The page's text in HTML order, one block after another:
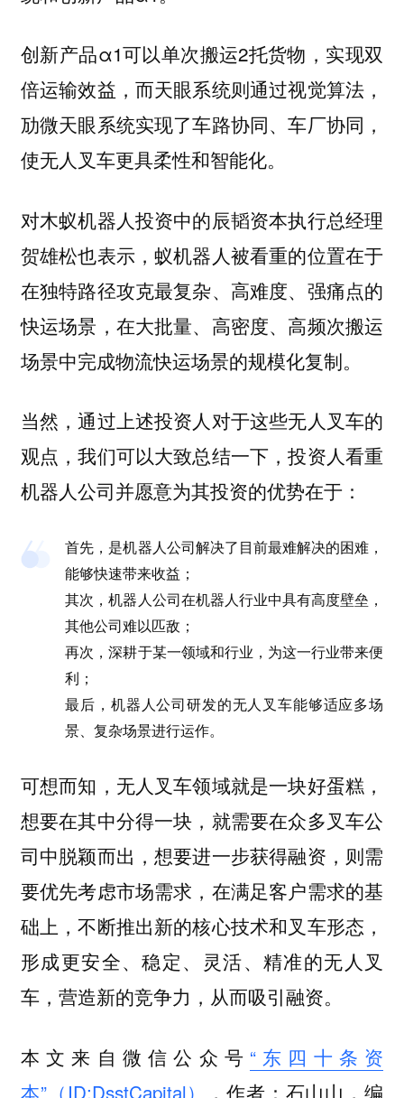
创新产品α1可以单次搬运2托货物，实现双
倍运输效益，而天眼系统则通过视觉算法，
劢微天眼系统实现了车路协同、车厂协同，
使无人叉车更具柔性和智能化。
对木蚁机器人投资中的辰韬资本执行总经理
贺雄松也表示，蚁机器人被看重的位置在于
在独特路径攻克最复杂、高难度、强痛点的
快运场景，在大批量、高密度、高频次搬运
场景中完成物流快运场景的规模化复制。
当然，通过上述投资人对于这些无人叉车的
观点，我们可以大致总结一下，投资人看重
机器人公司并愿意为其投资的优势在于：
首先，是机器人公司解决了目前最难解决的困难，
能够快速带来收益；
其次，机器人公司在机器人行业中具有高度壁垒，
其他公司难以匹敌；
再次，深耕于某一领域和行业，为这一行业带来便
利；
最后，机器人公司研发的无人叉车能够适应多场
景、复杂场景进行运作。
可想而知，无人叉车领域就是一块好蛋糕，
想要在其中分得一块，就需要在众多叉车公
司中脱颖而出，想要进一步获得融资，则需
要优先考虑市场需求，在满足客户需求的基
础上，不断推出新的核心技术和叉车形态，
形成更安全、稳定、灵活、精准的无人叉
车，营造新的竞争力，从而吸引融资。
本文来自微信公众号 “东四十条资
本”（ID:DsstCapital）
，作者：石山山，编